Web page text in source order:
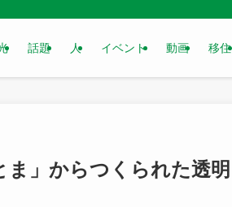
話題 人 イベント 動画 移住
」からつくられた透明